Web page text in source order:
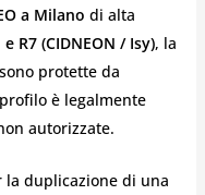
a Milano di alta
e R7 (CIDNEON / Isy), la
protette da
è legalmente
autorizzate.
la duplicazione di una